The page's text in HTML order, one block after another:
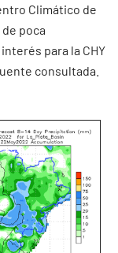
Climático de
poca
para la CHY
consultada.